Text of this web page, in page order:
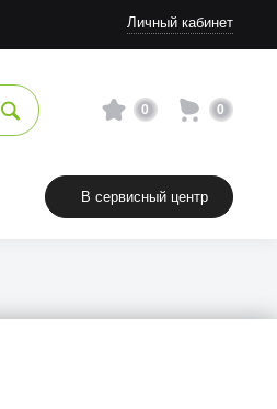
Личный кабинет
0 0
В сервисный центр